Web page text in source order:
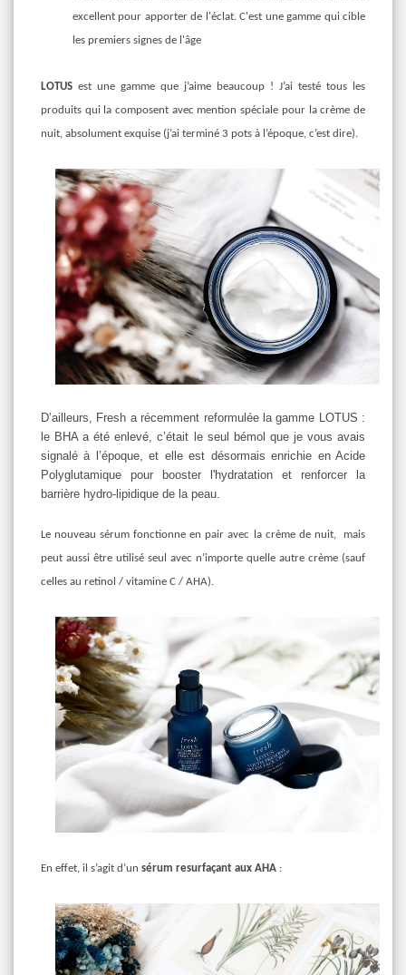
excellent pour apporter de l'éclat. C'est une gamme qui cible
les premiers signes de l'âge
LOTUS est une gamme que j’aime beaucoup ! J’ai testé tous les
produits qui la composent avec mention spéciale pour la crème de
nuit, absolument exquise (j’ai terminé 3 pots à l’époque, c’est dire).
D’ailleurs, Fresh arécemment reformulée la gamme LOTUS :
le BHA a été enlevé, c’était le seul bémol que je vous avais
signalé à l’époque, et elle est désormais enrichie en Acide
Polyglutamique pour booster l'hydratation et renforcer la
barrière hydro-lipidique de la peau.
Le nouveau sérum fonctionne en pair avec la crème de nuit, mais
peut aussi être utilisé seul avec n’importe quelle autre crème (sauf
celles au retinol / vitamine C / AHA).
En effet, il s’agit d’un sérum resurfaçant aux AHA :